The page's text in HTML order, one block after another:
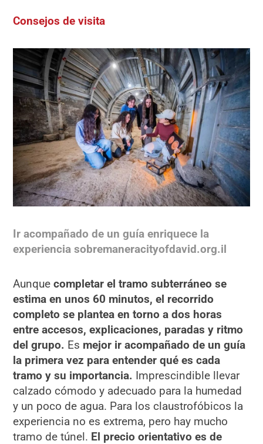
Consejos de visita
Ir acompañado de un guía enriquece la
experiencia sobremaneracityofdavid.org.il
Aunquecompletar el tramo subterráneo se
estima en unos 60 minutos, el recorrido
completo se plantea en torno a dos horas
entre accesos, explicaciones, paradas y ritmo
del grupo. Es mejor ir acompañado de un guía
la primera vez para entender qué es cada
tramo y su importancia. Imprescindible llevar
calzado cómodo y adecuado para la humedad
y un poco de agua. Para los claustrofóbicos la
experiencia no es extrema, pero hay mucho
tramo de túnel. El precio orientativo es de